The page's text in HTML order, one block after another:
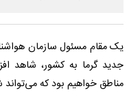
یک مقام مسئول سازمان
جدید گرما به کشور، شاهد
مناطق خواهیم بود که می‌تواند